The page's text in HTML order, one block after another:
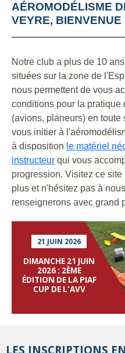
AÉROMODÉLISME
VEYRE, BIENVENUE
Notre club a plus de 10
situées sur la zone de
nous permettent de vous
conditions pour la pratique
(avions, planeurs) en
vous initier à
à disposition le matériel
instructeur qui vous
progression. Visitez ce
plus et n'hésitez pas à
renseignerons avec grand
JOURNÉE VGM DU
18 MAI 2025
AVION
21 JUIN 2026
DIMANCHE 21 JUIN
2026 : 2ÈME
ÉDITION DE LA PIAF
CUP DE L'AVV
2ÈME JOURNÉE
LES INSCRIPTIONS